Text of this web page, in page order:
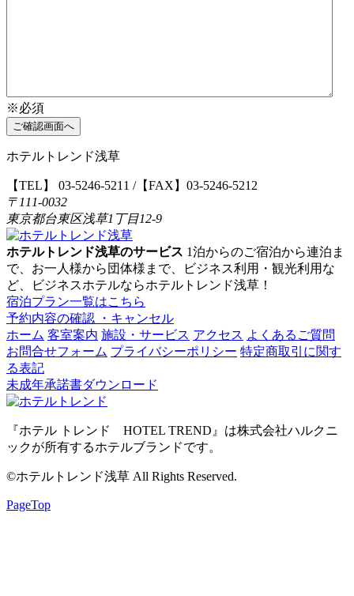
※必須
ホテルトレンド浅草
【TEL】 03-5246-5211 /【FAX】03-5246-5212
〒111-0032
東京都台東区浅草1丁目12-9
ホテルトレンド浅草のサービス 1泊からのご宿泊から連泊ま
で、お一人様から団体様まで、ビジネス利用・観光利用な
ど、ビジネスホテルならホテルトレンド浅草！
宿泊プラン一覧はこちら
予約内容の確認 ・キャンセル
ホーム 客室案内 施設・サービス アクセス よくあるご質問
お問合せフォーム プライバシーポリシー 特定商取引に関す
る表記
未成年承諾書ダウンロード
『ホテル トレンド HOTEL TREND』は株式会社ハルクニ
ックが所有するホテルブランドです。
©ホテルトレンド浅草 All Rights Reserved.
PageTop